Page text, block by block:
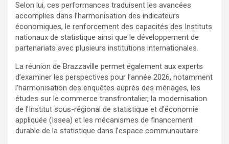
Selon lui, ces performances traduisent les avancées
accomplies dans l’harmonisation des indicateurs
économiques, le renforcement des capacités des Instituts
nationaux de statistique ainsi que le développement de
partenariats avec plusieurs institutions internationales.
La réunion de Brazzaville permet également aux experts
d’examiner les perspectives pour l’année 2026, notamment
l’harmonisation des enquêtes auprès des ménages, les
études sur le commerce transfrontalier, la modernisation
de l’Institut sous-régional de statistique et d’économie
appliquée (Issea) et les mécanismes de financement
durable de la statistique dans l’espace communautaire.